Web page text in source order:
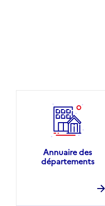
Annuaire des
départements